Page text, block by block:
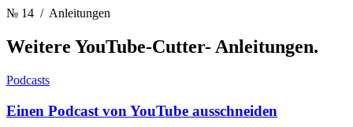
№ 14 / Anleitungen
Weitere YouTube-Cutter- Anleitungen.
Podcasts
Einen Podcast von YouTube ausschneiden